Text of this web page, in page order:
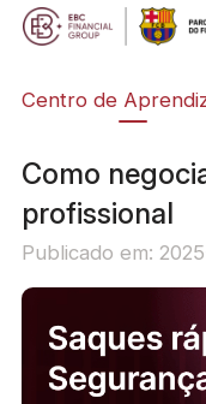
Centro de
Como
profissional
Publicado em: